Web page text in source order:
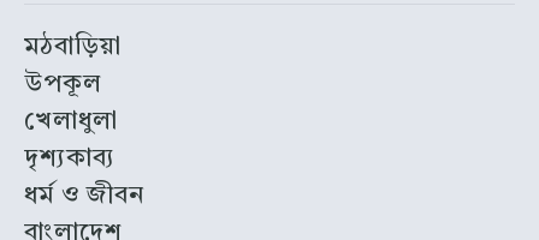
মঠবাড়িয়া
উপকূল
খেলাধুলা
দৃশ্যকাব্য
ধর্ম ও জীবন
বাংলাদেশ